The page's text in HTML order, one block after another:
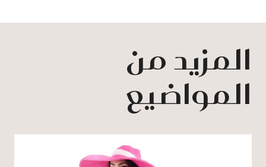
المزيد من
المواضيع